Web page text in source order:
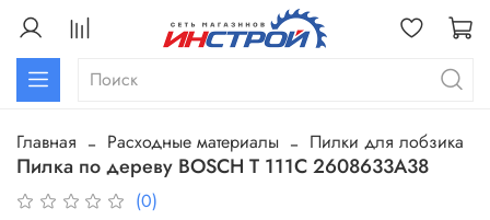
Главная Расходные материалы Пилки для лобзика
Пилка по дереву BOSCH Т 111C 2608633А38
(0)